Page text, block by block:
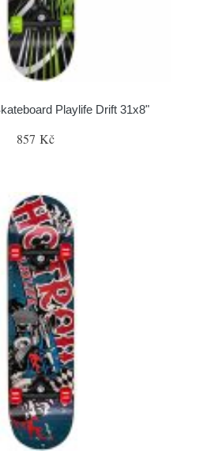
Playlife Drift 31x8"
857 Kč